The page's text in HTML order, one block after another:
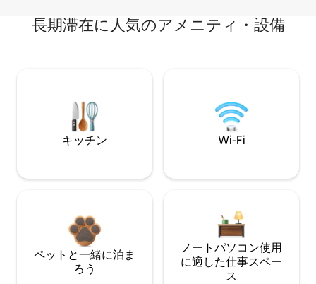
長期滞在に人気のアメニティ・設備
キッチン Wi-Fi
ペットと一緒に泊ま
ろう
ノートパソコン使用
に適した仕事スペー
ス